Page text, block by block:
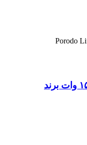
Porodo
هولدر و شارژر بی‌سیم مگ سیف ۱۵ وات برند